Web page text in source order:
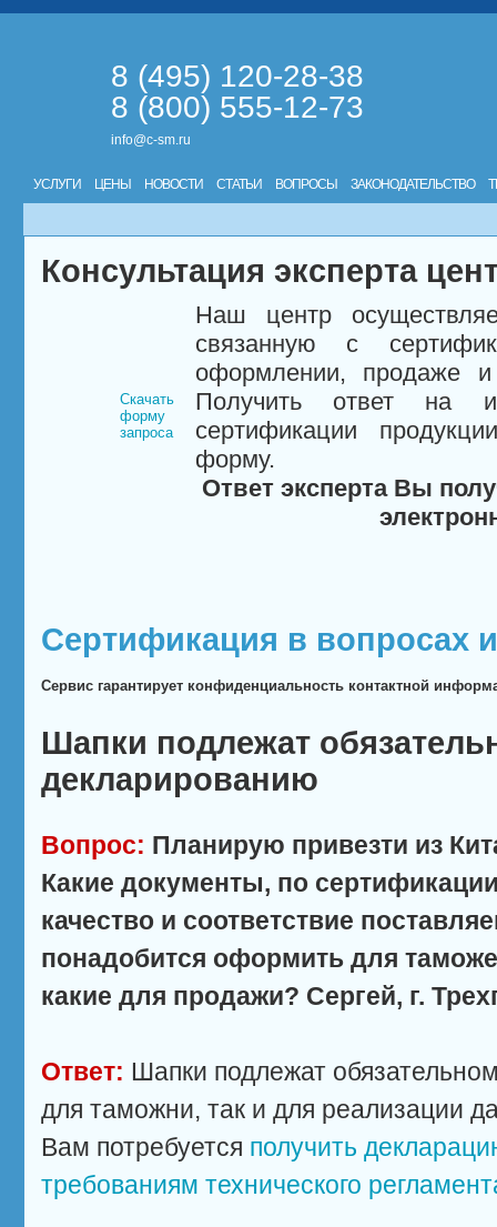
8 (495) 120-28-38
8 (800) 555-12-73
info@c-sm.ru
УСЛУГИ ЦЕНЫ НОВОСТИ СТАТЬИ ВОПРОСЫ ЗАКОНОДАТЕЛЬСТВО
Консультация эксперта
Скачать
форму
запроса
Наш центр
связанную с
оформлении, продаже и
Получить ответ на
сертификации
форму.
Ответ эксперта Вы
Сертификация в вопросах
Сервис гарантирует конфиденциальность контактной
Шапки подлежат
декларированию
Вопрос: Планирую привезти из
Какие документы, по
качество и соответствие
понадобится оформить для
какие для продажи? Сергей, г.
Ответ: Шапки подлежат
для таможни, так и для реализации
Вам потребуется получить
требованиям технического